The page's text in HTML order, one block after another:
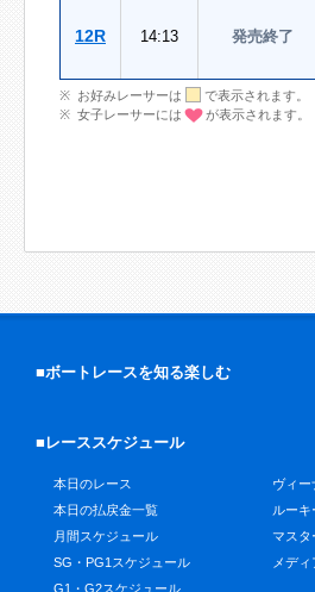
12R 14:13 発売終了
お好みレーサーは
で表示されます。
女子レーサーには
が表示されます。
■ボートレースを知る楽しむ
■レーススケジュール
本日のレース
本日の払戻金一覧
月間スケジュール
SG・PG1スケジュール
G1・G2スケジュール
ヴィー
ルーキ
マスタ
メデ